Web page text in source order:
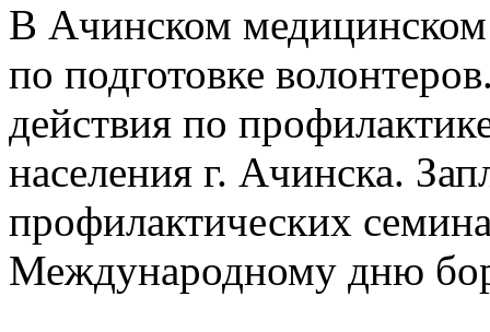
В Ачинском медицинском
по подготовке
действия по
населения г. Ачинска.
профилактических
Международному дню